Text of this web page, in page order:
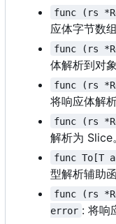
func (rs
应体字节数组
func (rs
体解析到对象
func (rs
将响应体解
func (rs
解析为 Slice。
func To[T
型解析辅助函
func (rs
error : 将响